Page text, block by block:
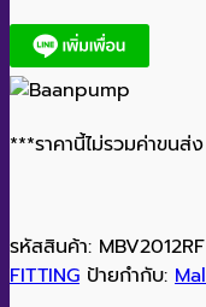
***ราคานี้ไม่รวมค่าขนส่ง
รหัสสินค้า: MBV2012RF
FITTING ป้ายกำกับ: